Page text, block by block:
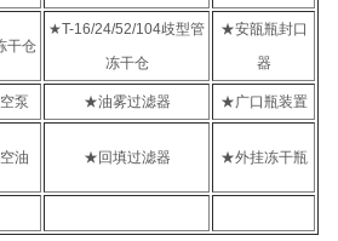
干仓
★T-16/24/52/104歧型管
冻干仓
★安瓿瓶封口
器
泵 ★油雾过滤器 ★广口瓶装置
油 ★回填过滤器 ★外挂冻干瓶